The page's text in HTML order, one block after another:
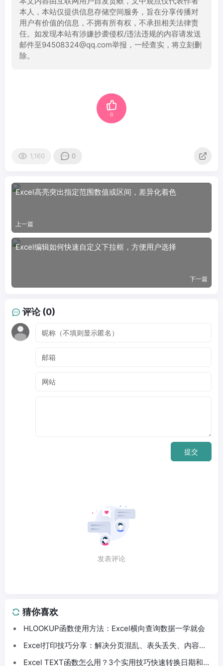
本人，本站仅提供信息存储空间服务，旨在分享传播对
用户有价值的信息，不拥有所有权，不承担相关法律责
任。如发现本站有涉嫌抄袭侵权/违法违规的内容请发送
邮件至94508324@qq.com举报，一经查实，将立刻删
除。
0
1,160 0
Excel高亮突出指定范围数值或区间，差异化着色
上一篇
Excel编辑如何快速自定义下拉框，方便用户选择
下一篇
评论 (0)
提交
发表评论
猜你喜欢
HLOOKUP函数使用方法：Excel横向查询数据一学就会
Excel打印技巧分享：解决分页混乱、表头丢失、内容截
Excel TEXT函数怎么用？3个实用技巧快速转换日期和数